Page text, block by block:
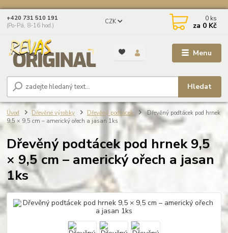
Menu
CZK
Hledat
+420 731 510 191
(Po-Pá, 8-16 hod.)
0 ks
za 0 Kč
Úvod Dřevěné výrobky Dřevěný podtácek
Dřevěný podtácek pod hrnek
9,5 × 9,5 cm – americký ořech a jasan 1ks
Dřevěný podtácek pod hrnek 9,5
× 9,5 cm – americký ořech a jasan
1ks